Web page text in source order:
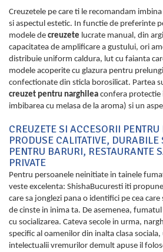
Creuzetele pe care ti le recomandam
si aspectul estetic. In functie de preferinte
modele de creuzete lucrate manual, din
capacitatea de amplificare a gustului, ori
distribuie uniform caldura, lut cu faianta
modele acoperite cu glazura pentru
confectionate din sticla borosilicat. Partea
creuzet pentru narghilea confera
imbibarea cu melasa de la aroma) si un
CREUZETE SI ACCESORII
PRODUSE CALITATIVE, DURABILE
PENTRU BARURI, RESTAURANTE
PRIVATE
Pentru persoanele neinitiate in tainele
veste excelenta: ShishaBucuresti iti
care sa jonglezi pana o identifici pe cea
de cinste in inima ta. De asemenea,
cu socializarea. Cateva secole in urma,
specific al oamenilor din inalta clasa
intelectualii vremurilor demult apuse il